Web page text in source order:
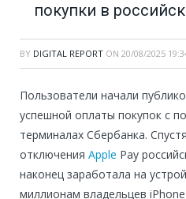
покупки в
BY DIGITAL REPORT ON 20/08/2025
Пользователи начали
успешной оплаты покупок с
терминалах Сбербанка.
отключения Apple Pay
наконец заработала на
миллионам владельцев